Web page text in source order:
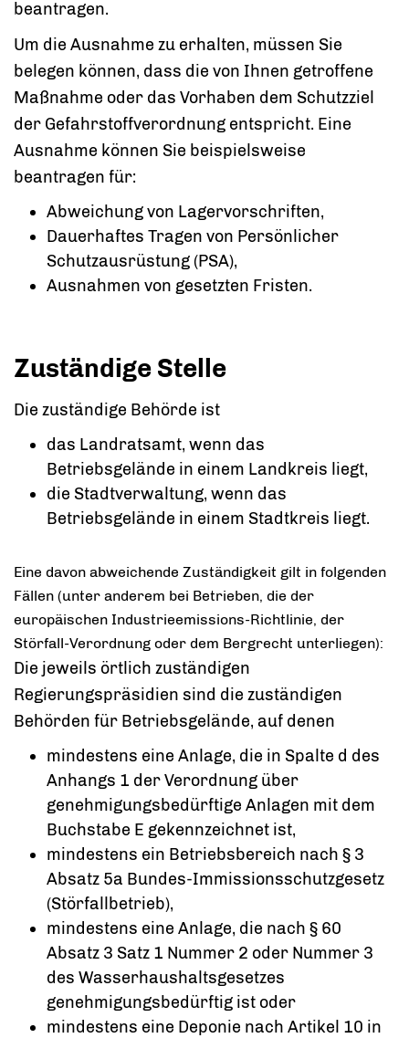
beantragen.
Um die Ausnahme zu erhalten, müssen Sie
belegen können, dass die von Ihnen getroffene
Maßnahme oder das Vorhaben dem Schutzziel
der Gefahrstoffverordnung entspricht. Eine
Ausnahme können Sie beispielsweise
beantragen für:
Abweichung von Lagervorschriften,
Dauerhaftes Tragen von Persönlicher
Schutzausrüstung (PSA),
Ausnahmen von gesetzten Fristen.
Zuständige Stelle
Die zuständige Behörde ist
das Landratsamt, wenn das
Betriebsgelände in einem Landkreis liegt,
die Stadtverwaltung, wenn das
Betriebsgelände in einem Stadtkreis liegt.
Eine davon abweichende Zuständigkeit gilt in folgenden
Fällen (unter anderem bei Betrieben, die der
europäischen Industrieemissions-Richtlinie, der
Störfall-Verordnung oder dem Bergrecht unterliegen):
Die jeweils örtlich zuständigen
Regierungspräsidien sind die zuständigen
Behörden für Betriebsgelände, auf denen
mindestens eine Anlage, die in Spalte d des
Anhangs 1 der Verordnung über
genehmigungsbedürftige Anlagen mit dem
Buchstabe E gekennzeichnet ist,
mindestens ein Betriebsbereich nach § 3
Absatz 5a Bundes-Immissionsschutzgesetz
(Störfallbetrieb),
mindestens eine Anlage, die nach § 60
Absatz 3 Satz 1 Nummer 2 oder Nummer 3
des Wasserhaushaltsgesetzes
genehmigungsbedürftig ist oder
mindestens eine Deponie nach Artikel 10 in